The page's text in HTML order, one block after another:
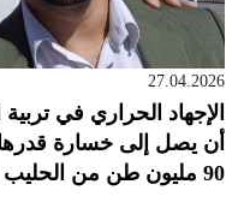
27.04.2026
90 مليون طن من الحليب سنويًا